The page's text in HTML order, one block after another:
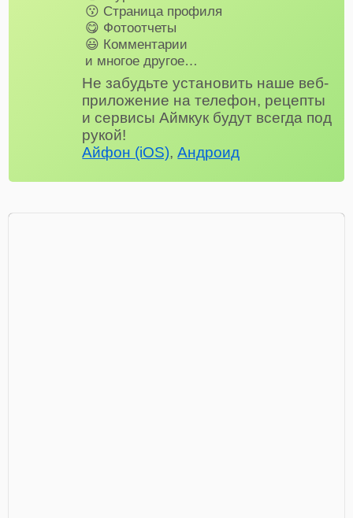
😗 Страница профиля
😋 Фотоотчеты
😃 Комментарии
и многое другое…
Не забудьте установить наше веб-
приложение на телефон, рецепты
и сервисы Аймкук будут всегда под
рукой!
Айфон (iOS),Андроид